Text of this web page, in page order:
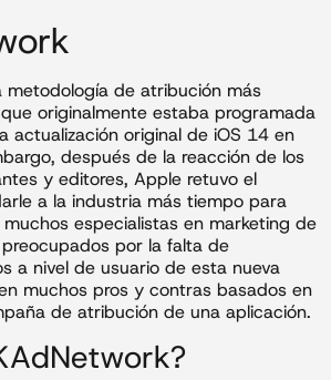
metodología de atribución más
originalmente estaba programada
actualización original de iOS 14 en
después de la reacción de los
y editores, Apple retuvo el
a la industria más tiempo para
especialistas en marketing de
por la falta de
a nivel de usuario de esta nueva
muchos pros y contras basados ​​en
de atribución de una aplicación.